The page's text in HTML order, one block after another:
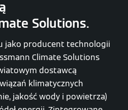
Solutions.
jako producent technologii
Climate Solutions
dostawcą
klimatycznych
jakość wody i powietrza)